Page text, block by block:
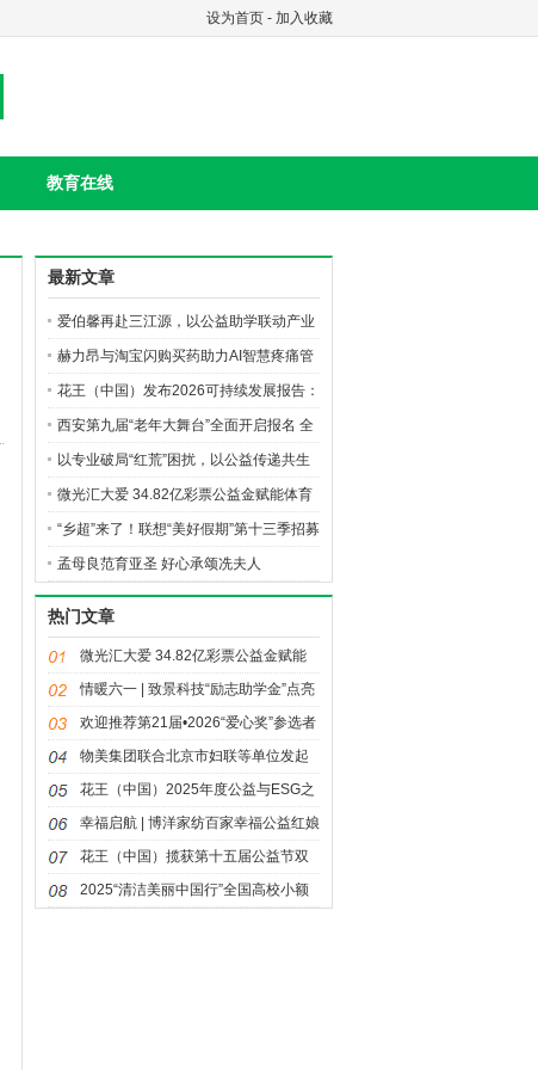
设为首页 - 加入收藏
教育在线
最新文章
爱伯馨再赴三江源，以公益助学联动产业
创新构筑长效ESG
赫力昂与淘宝闪购买药助力AI智慧疼痛管
理生态建设，共筑无痛中国美好愿景
花王（中国）发布2026可持续发展报告：
绿色产品、价值共创与公益深耕并行
西安第九届“老年大舞台”全面开启报名 全
城银发达人齐聚逐梦
以专业破局“红荒”困扰，以公益传递共生
之美 花王珂润“珂学守护计划”落地榆林，
油敏肌修护新品亮相
微光汇大爱 34.82亿彩票公益金赋能体育
强国建设
“乡超”来了！联想“美好假期”第十三季招募
进行中
孟母良范育亚圣 好心承颂冼夫人
热门文章
微光汇大爱 34.82亿彩票公益金赋能
体育强国建设
情暖六一 | 致景科技“励志助学金”点亮
童年微光
欢迎推荐第21届•2026“爱心奖”参选者
物美集团联合北京市妇联等单位发起
三八妇女节公益活动“多点情绪自由日”
花王（中国）2025年度公益与ESG之
路：荣光与温度同行
幸福启航 | 博洋家纺百家幸福公益红娘
站项目正式启动
花王（中国）揽获第十五届公益节双
奖 “同美共生”落地回响
2025“清洁美丽中国行”全国高校小额